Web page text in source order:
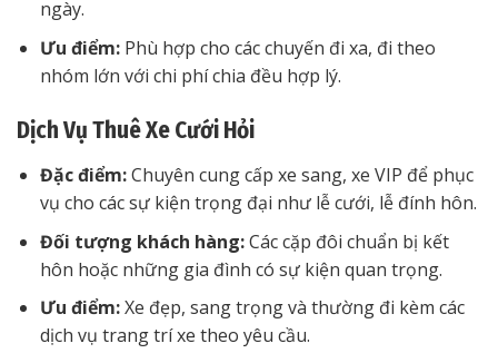
ngày.
Ưu điểm:Phù hợp cho các chuyến đi xa, đi theo
nhóm lớn với chi phí chia đều hợp lý.
Dịch Vụ Thuê Xe Cưới Hỏi
Đặc điểm:Chuyên cung cấp xe sang, xe VIP để phục
vụ cho các sự kiện trọng đại như lễ cưới, lễ đính hôn.
Đối tượng khách hàng:Các cặp đôi chuẩn bị kết
hôn hoặc những gia đình có sự kiện quan trọng.
Ưu điểm:Xe đẹp, sang trọng và thường đi kèm các
dịch vụ trang trí xe theo yêu cầu.